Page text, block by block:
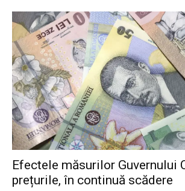
Efectele măsurilor Guvernului
prețurile, în continuă scădere